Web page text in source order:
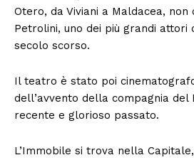
Otero, da Viviani a Maldacea,
Petrolini, uno dei più grandi attori
secolo scorso.
Il teatro è stato poi
dell’avvento della compagnia del
recente e glorioso passato.
L’Immobile si trova nella